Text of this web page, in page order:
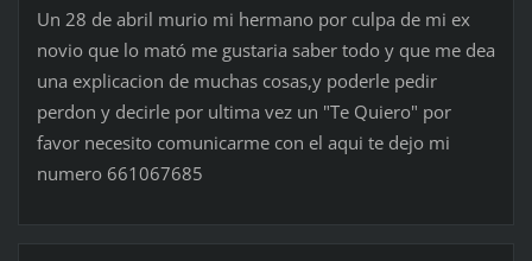
Un 28 de abril murio mi hermano por culpa de mi ex
novio que lo mató me gustaria saber todo y que me dea
una explicacion de muchas cosas,y poderle pedir
perdon y decirle por ultima vez un "Te Quiero" por
favor necesito comunicarme con el aqui te dejo mi
numero 661067685